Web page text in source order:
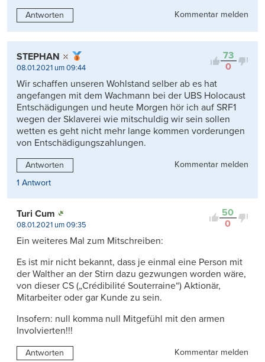
Antworten Kommentar melden
73
0
STEPHAN
08.01.2021 um 09:44
Wir schaffen unseren Wohlstand selber ab es hat
angefangen mit dem Wachmann bei der UBS Holocaust
Entschädigungen und heute Morgen hör ich auf SRF1
wegen der Sklaverei wie mitschuldig wir sein sollen
wetten es geht nicht mehr lange kommen vorderungen
von Entschädigungszahlungen.
Antworten
Kommentar melden
1 Antwort
50
0
Turi Cum
08.01.2021 um 09:35
Ein weiteres Mal zum Mitschreiben:
Es ist mir nicht bekannt, dass je einmal eine Person mit
der Walther an der Stirn dazu gezwungen worden wäre,
von dieser CS („Crédibilité Souterraine“) Aktionär,
Mitarbeiter oder gar Kunde zu sein.
Insofern: null komma null Mitgefühl mit den armen
Involvierten!!!
Antworten
Kommentar melden